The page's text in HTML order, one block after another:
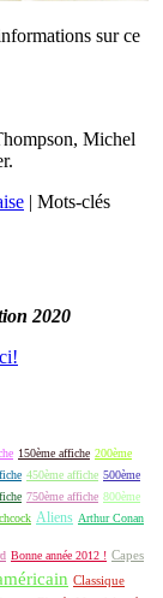
sur ce
Michel
| Mots-clés
2020
150ème affiche 200ème
450ème affiche 500ème
750ème affiche 800ème
Aliens Arthur Conan
Bonne année 2012 ! Capes
Classique